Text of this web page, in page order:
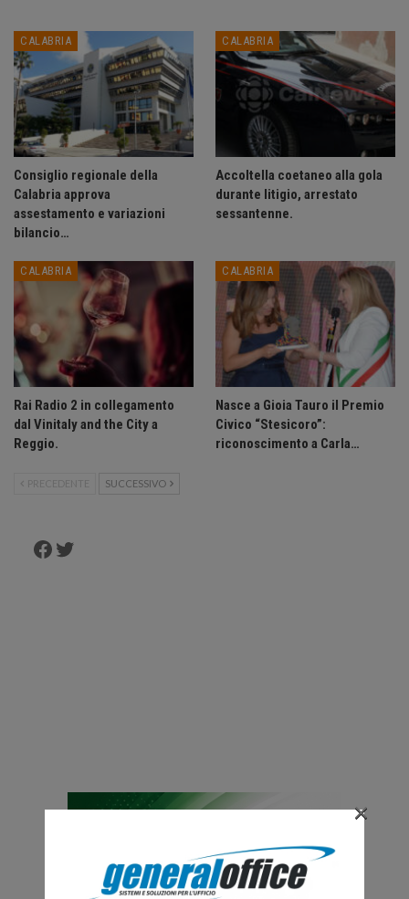
CALABRIA
Consiglio regionale della
Calabria approva
assestamento e variazioni
bilancio…
CALABRIA
Accoltella coetaneo alla gola
durante litigio, arrestato
sessantenne.
CALABRIA
Rai Radio 2 in collegamento
dal Vinitaly and the City a
Reggio.
CALABRIA
Nasce a Gioia Tauro il Premio
Civico “Stesicoro”:
riconoscimento a Carla…
PRECEDENTE SUCCESSIVO
Facebook
Twitter
×